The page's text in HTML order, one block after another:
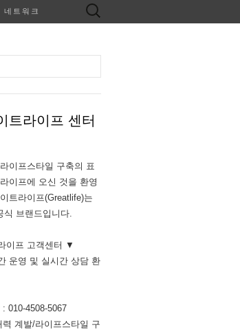
네트워크
다
음
색:
트라이프 센터
이프스타일 구축의 표
이프에 오신 것을 환영
트라이프(Greatlife)는
식 브랜드입니다.
이프 고객센터 ▼
운영 및 실시간 상담 환
010-4508-5067
계발/라이프스타일 구